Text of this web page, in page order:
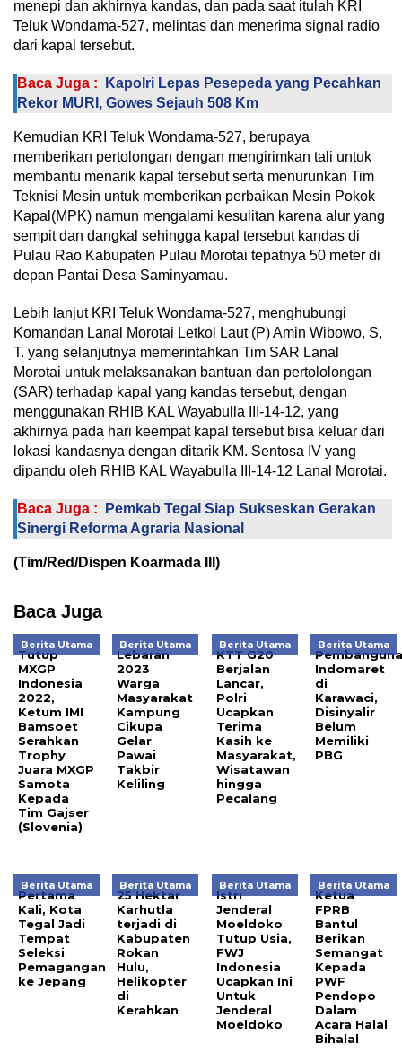
menepi dan akhirnya kandas, dan pada saat itulah KRI
Teluk Wondama-527, melintas dan menerima signal radio
dari kapal tersebut.
Baca Juga :
Kapolri Lepas Pesepeda yang Pecahkan
Rekor MURI, Gowes Sejauh 508 Km
Kemudian KRI Teluk Wondama-527, berupaya
memberikan pertolongan dengan mengirimkan tali untuk
membantu menarik kapal tersebut serta menurunkan Tim
Teknisi Mesin untuk memberikan perbaikan Mesin Pokok
Kapal(MPK) namun mengalami kesulitan karena alur yang
sempit dan dangkal sehingga kapal tersebut kandas di
Pulau Rao Kabupaten Pulau Morotai tepatnya 50 meter di
depan Pantai Desa Saminyamau.
Lebih lanjut KRI Teluk Wondama-527, menghubungi
Komandan Lanal Morotai Letkol Laut (P) Amin Wibowo, S,
T. yang selanjutnya memerintahkan Tim SAR Lanal
Morotai untuk melaksanakan bantuan dan pertololongan
(SAR) terhadap kapal yang kandas tersebut, dengan
menggunakan RHIB KAL Wayabulla III-14-12, yang
akhirnya pada hari keempat kapal tersebut bisa keluar dari
lokasi kandasnya dengan ditarik KM. Sentosa IV yang
dipandu oleh RHIB KAL Wayabulla III-14-12 Lanal Morotai.
Baca Juga :
Pemkab Tegal Siap Sukseskan Gerakan
Sinergi Reforma Agraria Nasional
(Tim/Red/Dispen Koarmada III)
Baca Juga
Berita Utama
Tutup
MXGP
Indonesia
2022,
Ketum IMI
Bamsoet
Serahkan
Trophy
Juara MXGP
Samota
Kepada
Tim Gajser
(Slovenia)
Berita Utama
Lebaran
2023
Warga
Masyarakat
Kampung
Cikupa
Gelar
Pawai
Takbir
Keliling
Berita Utama
KTT G20
Berjalan
Lancar,
Polri
Ucapkan
Terima
Kasih ke
Masyarakat,
Wisatawan
hingga
Pecalang
Berita Utama
Indomaret
di
Karawaci,
Disinyalir
Belum
Memiliki
PBG
Berita Utama
Pertama
Kali, Kota
Tegal Jadi
Tempat
Seleksi
Pemagangan
ke Jepang
Berita Utama
25 Hektar
Karhutla
terjadi di
Kabupaten
Rokan
Hulu,
Helikopter
di
Kerahkan
Berita Utama
Istri
Jenderal
Moeldoko
Tutup Usia,
FWJ
Indonesia
Ucapkan Ini
Untuk
Jenderal
Moeldoko
Berita Utama
Ketua
FPRB
Bantul
Berikan
Semangat
Kepada
PWF
Pendopo
Dalam
Acara Halal
Bihalal